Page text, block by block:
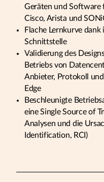
Geräten und Software
Cisco, Arista und
Flache Lernkurve
Schnittstelle
Validierung des
Betriebs von
Anbieter, Protokoll
Edge
Beschleunigte
eine Single Source of
Analysen und die
Identification, RCI)